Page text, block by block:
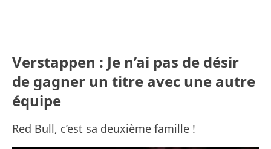
Verstappen : Je n’ai pas de désir
de gagner un titre avec une autre
équipe
Red Bull, c’est sa deuxième famille !